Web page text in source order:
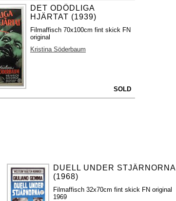
DET ODÖDLIGA
HJÄRTAT (1939)
Filmaffisch 70x100cm fint skick FN
original
Kristina Söderbaum
SOLD
DUELL UNDER STJÄRNORNA
(1968)
Filmaffisch 32x70cm fint skick FN original
1969